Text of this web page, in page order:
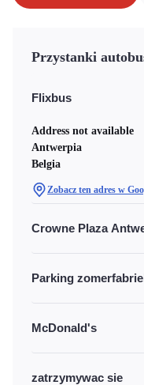
Przystanki
Flixbus
Address not available
Antwerpia
Belgia
Zobacz ten adres w
Crowne Plaza
Parking
McDonald's
zatrzymywac sie